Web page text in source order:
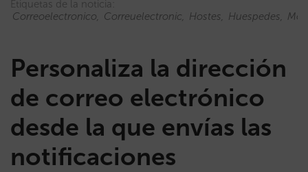
Etiquetas de la noticia:
Correoelectronico
Correuelectronic Hostes Huespedes
Personaliza la dirección
de correo electrónico
desde la que envías las
notificaciones